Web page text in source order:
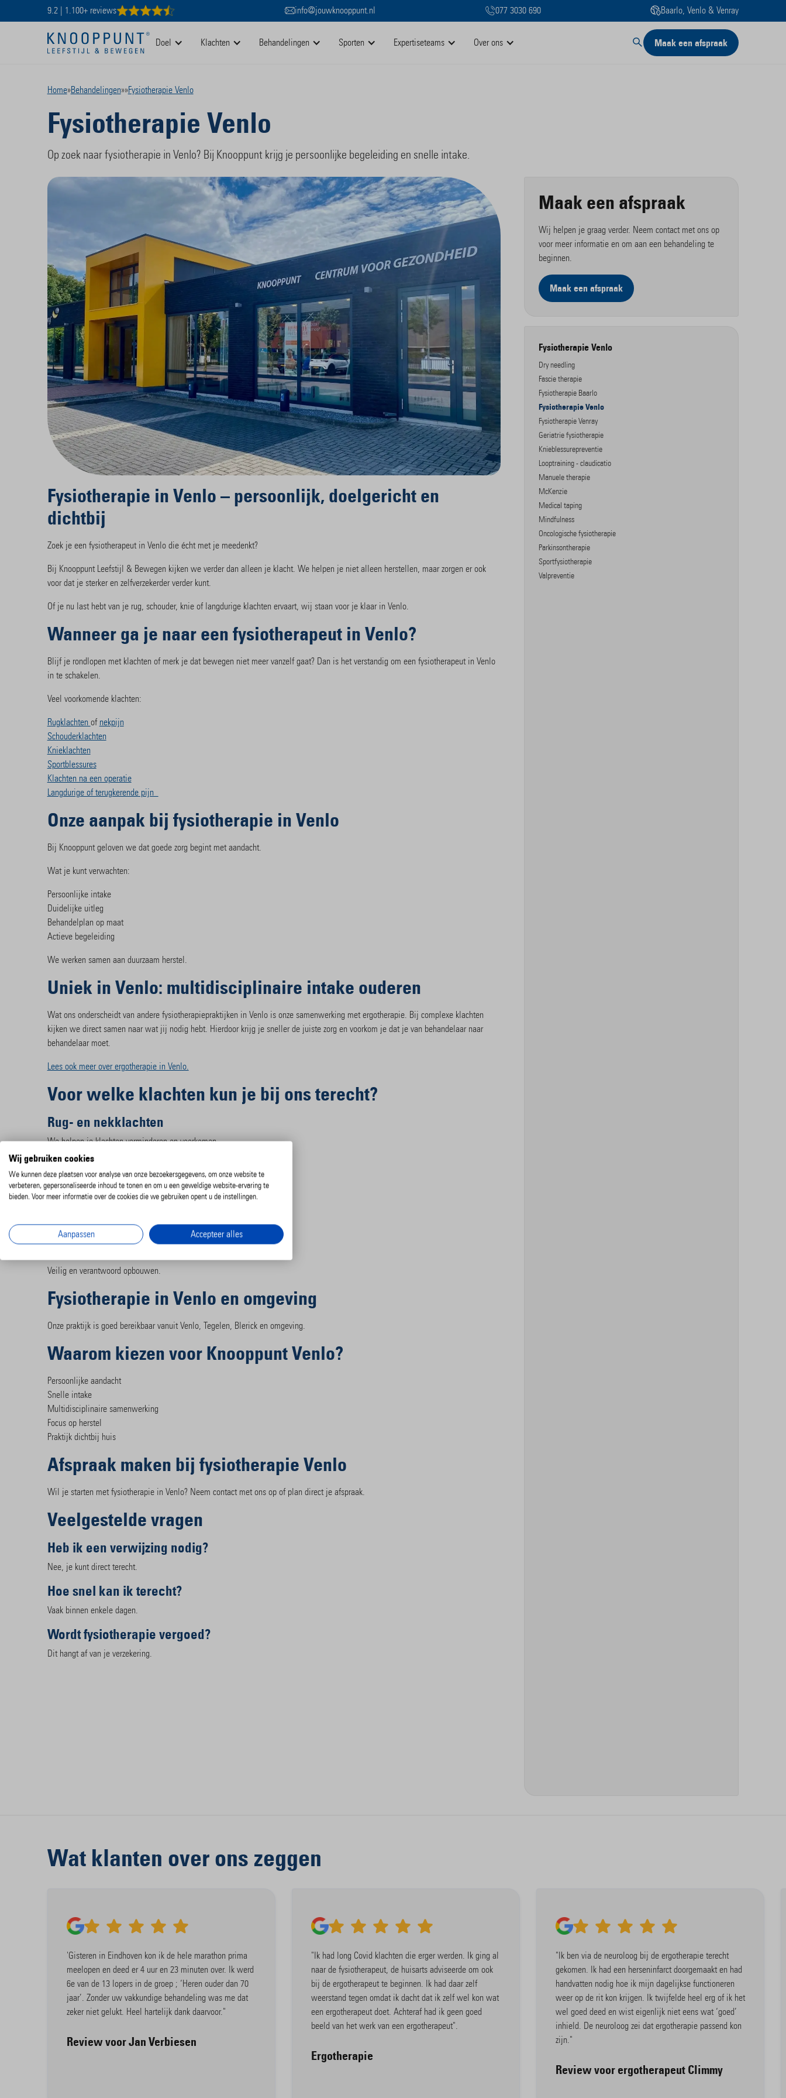
9.2 | 1.100+ reviews info@jouwknooppunt.nl 077 3030 690 Baarlo, Venlo & Venray
Doel Klachten Behandelingen Sporten Expertiseteams Over ons Maak een afspraak
Home»Behandelingen»»Fysiotherapie Venlo
Fysiotherapie Venlo
Op zoek naar fysiotherapie in Venlo? Bij Knooppunt krijg je persoonlijke begeleiding en snelle intake.
Fysiotherapie in Venlo – persoonlijk, doelgericht en
dichtbij
Zoek je een fysiotherapeut in Venlo die écht met je meedenkt?
Bij Knooppunt Leefstijl & Bewegen kijken we verder dan alleen je klacht. We helpen je niet alleen herstellen, maar zorgen er ook
voor dat je sterker en zelfverzekerder verder kunt.
Of je nu last hebt van je rug, schouder, knie of langdurige klachten ervaart, wij staan voor je klaar in Venlo.
Wanneer ga je naar een fysiotherapeut in Venlo?
Blijf je rondlopen met klachten of merk je dat bewegen niet meer vanzelf gaat? Dan is het verstandig om een fysiotherapeut in Venlo
in te schakelen.
Veel voorkomende klachten:
Rugklachten of nekpijn
Schouderklachten
Knieklachten
Sportblessures
Klachten na een operatie
Langdurige of terugkerende pijn
Onze aanpak bij fysiotherapie in Venlo
Bij Knooppunt geloven we dat goede zorg begint met aandacht.
Wat je kunt verwachten:
Persoonlijke intake
Duidelijke uitleg
Behandelplan op maat
Actieve begeleiding
We werken samen aan duurzaam herstel.
Uniek in Venlo: multidisciplinaire intake ouderen
Wat ons onderscheidt van andere fysiotherapiepraktijken in Venlo is onze samenwerking met ergotherapie. Bij complexe klachten
kijken we direct samen naar wat jij nodig hebt. Hierdoor krijg je sneller de juiste zorg en voorkom je dat je van behandelaar naar
behandelaar moet.
Lees ook meer over ergotherapie in Venlo.
Voor welke klachten kun je bij ons terecht?
Rug- en nekklachten
We helpen je klachten verminderen en voorkomen.
Schouderklachten
We werken aan mobiliteit en kracht.
We begeleiden je terug naar bewegen.
Veilig en verantwoord opbouwen.
Fysiotherapie in Venlo en omgeving
Onze praktijk is goed bereikbaar vanuit Venlo, Tegelen, Blerick en omgeving.
Waarom kiezen voor Knooppunt Venlo?
Persoonlijke aandacht
Snelle intake
Multidisciplinaire samenwerking
Focus op herstel
Praktijk dichtbij huis
Afspraak maken bij fysiotherapie Venlo
Wil je starten met fysiotherapie in Venlo? Neem contact met ons op of plan direct je afspraak.
Veelgestelde vragen
Heb ik een verwijzing nodig?
Nee, je kunt direct terecht.
Hoe snel kan ik terecht?
Vaak binnen enkele dagen.
Wordt fysiotherapie vergoed?
Dit hangt af van je verzekering.
Maak een afspraak
Wij helpen je graag verder. Neem contact met ons op
voor meer informatie en om aan een behandeling te
beginnen.
Maak een afspraak
Fysiotherapie Venlo
Dry needling
Fascie therapie
Fysiotherapie Baarlo
Fysiotherapie Venlo
Fysiotherapie Venray
Geriatrie fysiotherapie
Knieblessurepreventie
Looptraining - claudicatio
Manuele therapie
McKenzie
Medical taping
Mindfulness
Oncologische fysiotherapie
Parkinsontherapie
Sportfysiotherapie
Valpreventie
Wat klanten over ons zeggen
'Gisteren in Eindhoven kon ik de hele marathon prima
meelopen en deed er 4 uur en 23 minuten over. Ik werd
6e van de 13 lopers in de groep ; ‘Heren ouder dan 70
jaar’. Zonder uw vakkundige behandeling was me dat
zeker niet gelukt. Heel hartelijk dank daarvoor."
Review voor Jan Verbiesen
"Ik had long Covid klachten die erger werden. Ik ging al
naar de fysiotherapeut, de huisarts adviseerde om ook
bij de ergotherapeut te beginnen. Ik had daar zelf
weerstand tegen omdat ik dacht dat ik zelf wel kon wat
een ergotherapeut doet. Achteraf had ik geen goed
beeld van het werk van een ergotherapeut".
Ergotherapie
"Ik ben via de neuroloog bij de ergotherapie terecht
gekomen. Ik had een herseninfarct doorgemaakt en had
handvatten nodig hoe ik mijn dagelijkse functioneren
weer op de rit kon krijgen. Ik twijfelde heel erg of ik het
wel goed deed en wist eigenlijk niet eens wat ‘goed’
inhield. De neuroloog zei dat ergotherapie passend kon
zijn."
Review voor ergotherapeut Climmy
Wij gebruiken cookies
We kunnen deze plaatsen voor analyse van onze bezoekersgegevens, om onze website te
verbeteren, gepersonaliseerde inhoud te tonen en om u een geweldige website-ervaring te
bieden. Voor meer informatie over de cookies die we gebruiken opent u de instellingen.
Aanpassen Accepteer alles